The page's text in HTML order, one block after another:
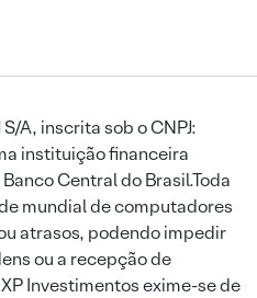
A, inscrita sob o CNPJ:
instituição financeira
Central do Brasil.Toda
mundial de computadores
atrasos, podendo impedir
ou a recepção de
Investimentos exime-se de